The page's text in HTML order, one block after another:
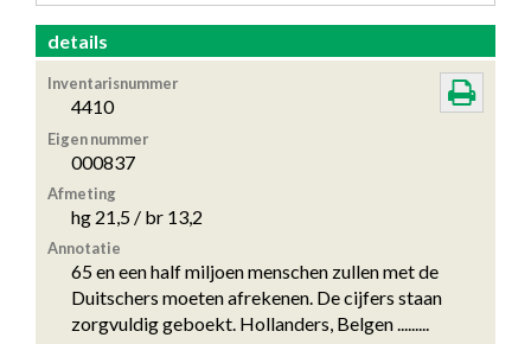
details
Inventarisnummer
4410
Eigen nummer
000837
Afmeting
hg 21,5 / br 13,2
Annotatie
65 en een half miljoen menschen zullen met de
Duitschers moeten afrekenen. De cijfers staan
zorgvuldig geboekt. Hollanders, Belgen .........